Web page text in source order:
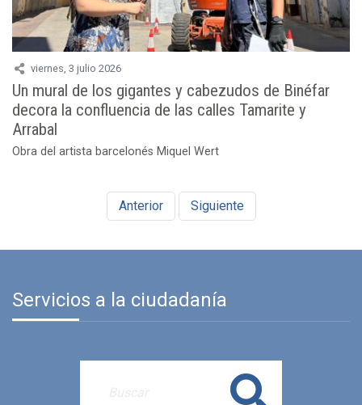
viernes, 3 julio 2026
Un mural de los gigantes y cabezudos de Binéfar
decora la confluencia de las calles Tamarite y
Arrabal
Obra del artista barcelonés Miquel Wert
Anterior Siguiente
Servicios a la ciudadanía
Buscar